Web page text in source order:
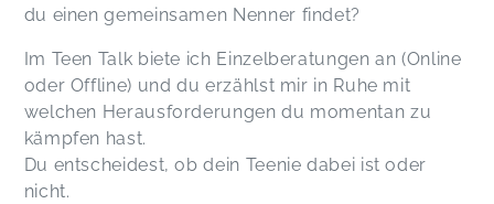
du einen gemeinsamen Nenner findet?
Im Teen Talk biete ich Einzelberatungen an (Online
oder Offline) und du erzählst mir in Ruhe mit
welchen Herausforderungen du momentan zu
kämpfen hast.
Du entscheidest, ob dein Teenie dabei ist oder
nicht.